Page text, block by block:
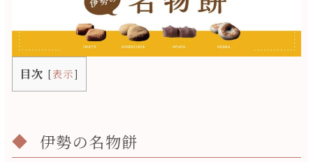
目次 [表示]
伊勢の名物餅